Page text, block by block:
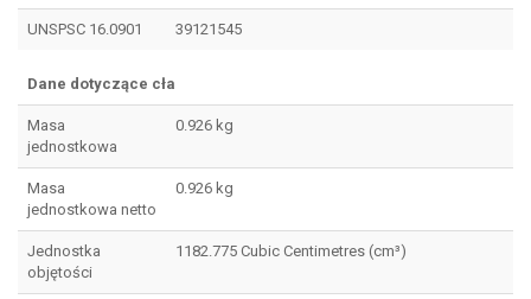
UNSPSC 16.0901 39121545
Dane dotyczące cła
Masa
jednostkowa
0.926 kg
Masa
jednostkowa netto
0.926 kg
Jednostka
objętości
1182.775 Cubic Centimetres (cm³)